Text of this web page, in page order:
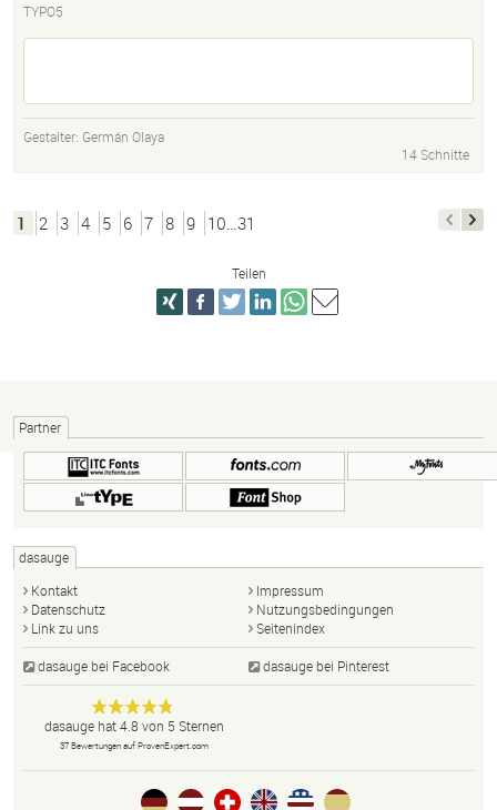
TYPO5
Gestalter: Germán Olaya
14 Schnitte
1 2 3 4 5 6 7 8 9 10…31
Teilen
Partner
dasauge
Kontakt
Impressum
Datenschutz
Nutzungsbedingungen
Link zu uns
Seitenindex
dasauge bei Facebook dasauge bei Pinterest
dasauge
Designer,
Fotografen,
Agenturen,
Portfolios
Anonym
dasaugehat4.8 von 5 Sternen
37Bewertungen auf ProvenExpert.com